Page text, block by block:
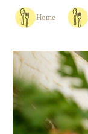
Home